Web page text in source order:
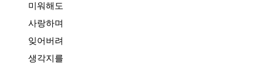
미워해도
사랑하며
잊어버려
생각지를